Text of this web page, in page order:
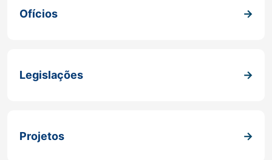
Ofícios
Legislações
Projetos